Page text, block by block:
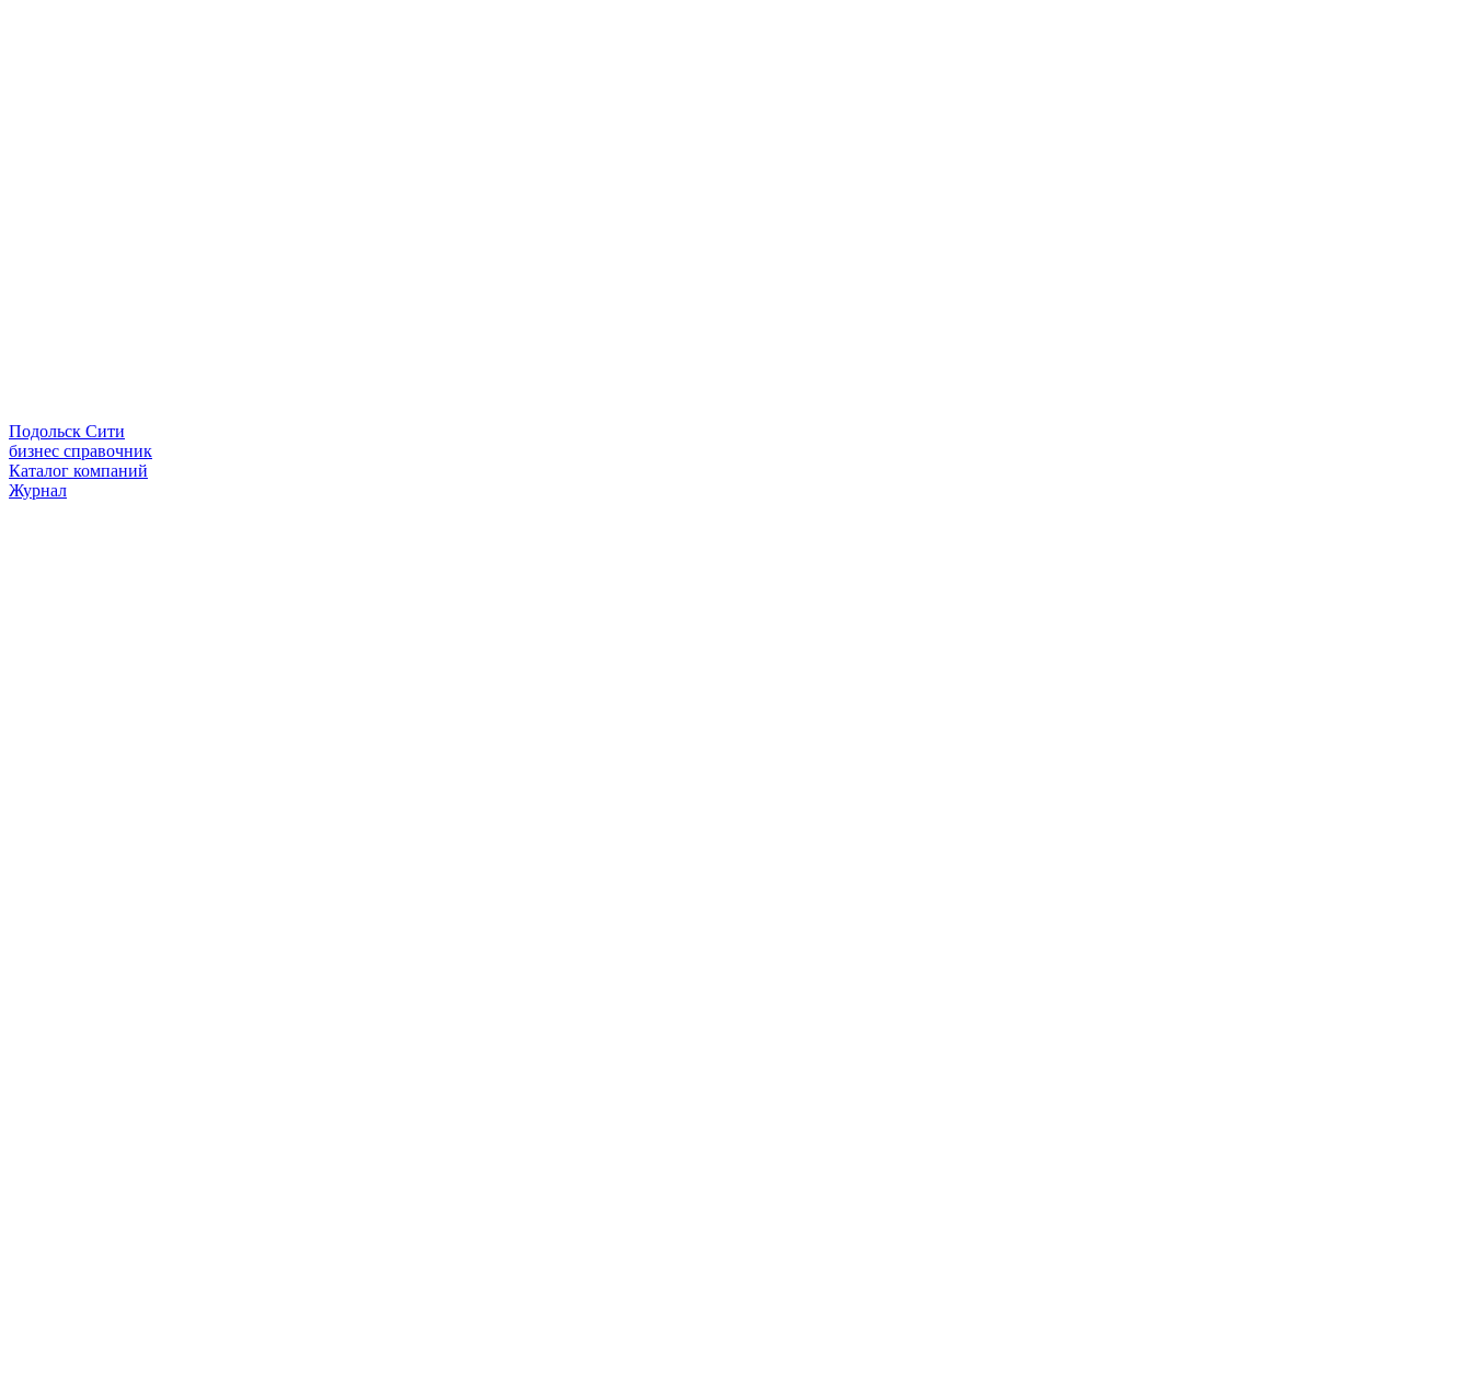
Подольск Сити
бизнес справочник
Каталог компаний
Журнал